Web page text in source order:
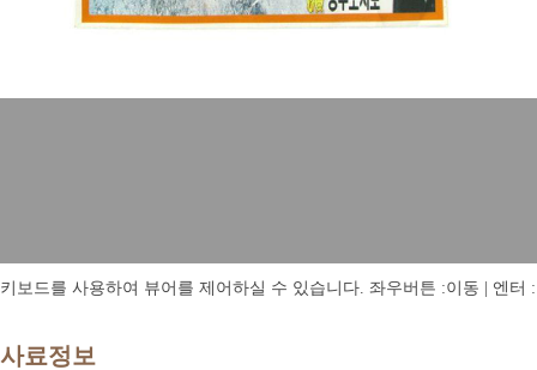
키보드를 사용하여 뷰어를 제어하실 수 있습니다. 좌우버튼 :이동 | 엔터
사료정보